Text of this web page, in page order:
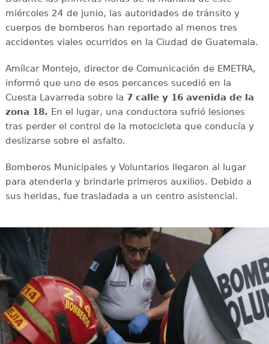
miércoles 24 de junio, las autoridades de tránsito y
cuerpos de bomberos han reportado al menos tres
accidentes viales ocurridos en la Ciudad de Guatemala.
Amílcar Montejo, director de Comunicación de EMETRA,
informó que uno de esos percances sucedió en la
Cuesta Lavarreda sobre la 7 calle y 16 avenida de la
zona 18. En el lugar, una conductora sufrió lesiones
tras perder el control de la motocicleta que conducía y
deslizarse sobre el asfalto.
Bomberos Municipales y Voluntarios llegaron al lugar
para atenderla y brindarle primeros auxilios. Debido a
sus heridas, fue trasladada a un centro asistencial.